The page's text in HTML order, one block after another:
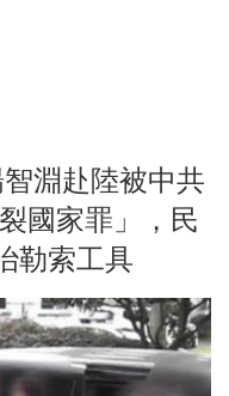
淵赴陸被中共
國家罪」，民
勒索工具